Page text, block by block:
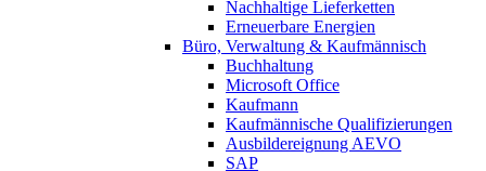
Nachhaltige Lieferketten
Erneuerbare Energien
Büro, Verwaltung & Kaufmännisch
Buchhaltung
Microsoft Office
Kaufmann
Kaufmännische Qualifizierungen
Ausbildereignung AEVO
SAP